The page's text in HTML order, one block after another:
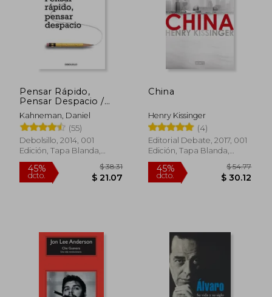
Pensar Rápido,
Pensar Despacio /
Thinking, Fast and
Slow
Kahneman, Daniel
(55)
Debolsillo, 2014, 001
Edición, Tapa Blanda,
Nuevo
45%
dcto.
China
Henry Kissinger
(4)
Editorial Debate, 2017, 001
Edición, Tapa Blanda,
Nuevo
dcto.